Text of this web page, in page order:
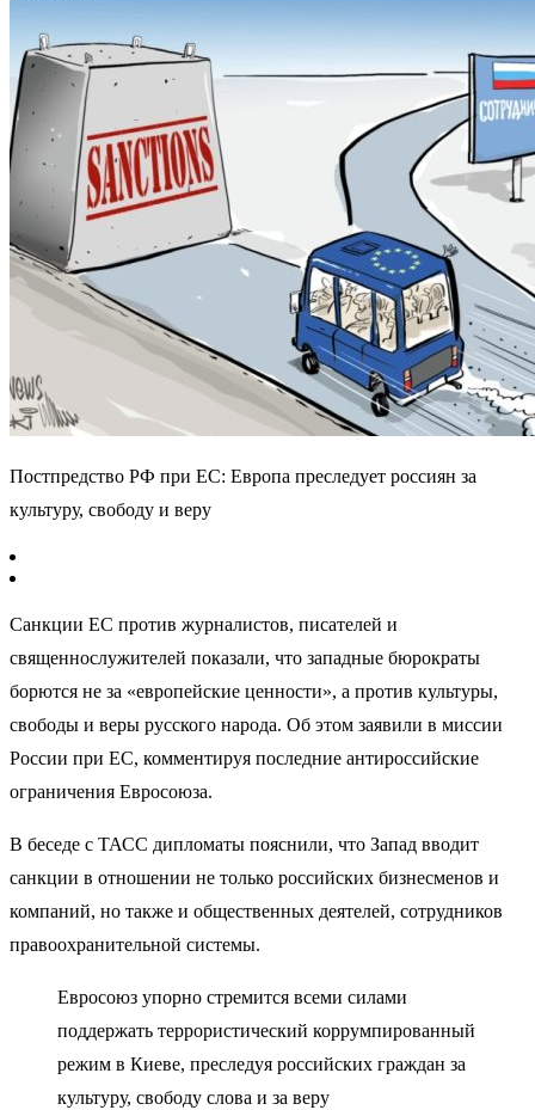
Постпредство РФ при ЕС: Европа преследует россиян за
культуру, свободу и веру
Санкции ЕС против журналистов, писателей и
священнослужителей показали, что западные бюрократы
борются не за «европейские ценности», а против культуры,
свободы и веры русского народа. Об этом заявили в миссии
России при ЕС, комментируя последние антироссийские
ограничения Евросоюза.
В беседе с ТАСС дипломаты пояснили, что Запад вводит
санкции в отношении не только российских бизнесменов и
компаний, но также и общественных деятелей, сотрудников
правоохранительной системы.
Евросоюз упорно стремится всеми силами
поддержать террористический коррумпированный
режим в Киеве, преследуя российских граждан за
культуру, свободу слова и за веру